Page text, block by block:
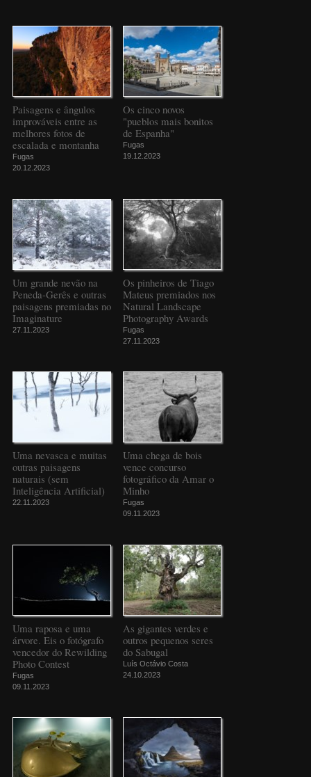
Paisagens e ângulos
improváveis entre as
melhores fotos de
escalada e montanha
Fugas
20.12.2023
Os cinco novos
"pueblos mais bonitos
de Espanha"
Fugas
19.12.2023
Um grande nevão na
Peneda-Gerês e outras
paisagens premiadas no
Imaginature
27.11.2023
Os pinheiros de Tiago
Mateus premiados nos
Natural Landscape
Photography Awards
Fugas
27.11.2023
Uma nevasca e muitas
outras paisagens
naturais (sem
Inteligência Artificial)
22.11.2023
Uma chega de bois
vence concurso
fotográfico da Amar o
Minho
Fugas
09.11.2023
Uma raposa e uma
árvore. Eis o fotógrafo
vencedor do Rewilding
Photo Contest
Fugas
09.11.2023
As gigantes verdes e
outros pequenos seres
do Sabugal
Luís Octávio Costa
24.10.2023